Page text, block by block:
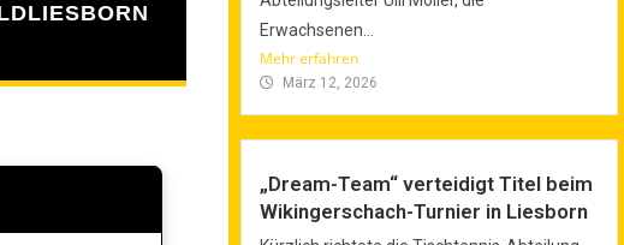
Erwachsenen...
Mehr erfahren
März 12, 2026
„Dream-Team“ verteidigt Titel beim
Wikingerschach-Turnier in Liesborn